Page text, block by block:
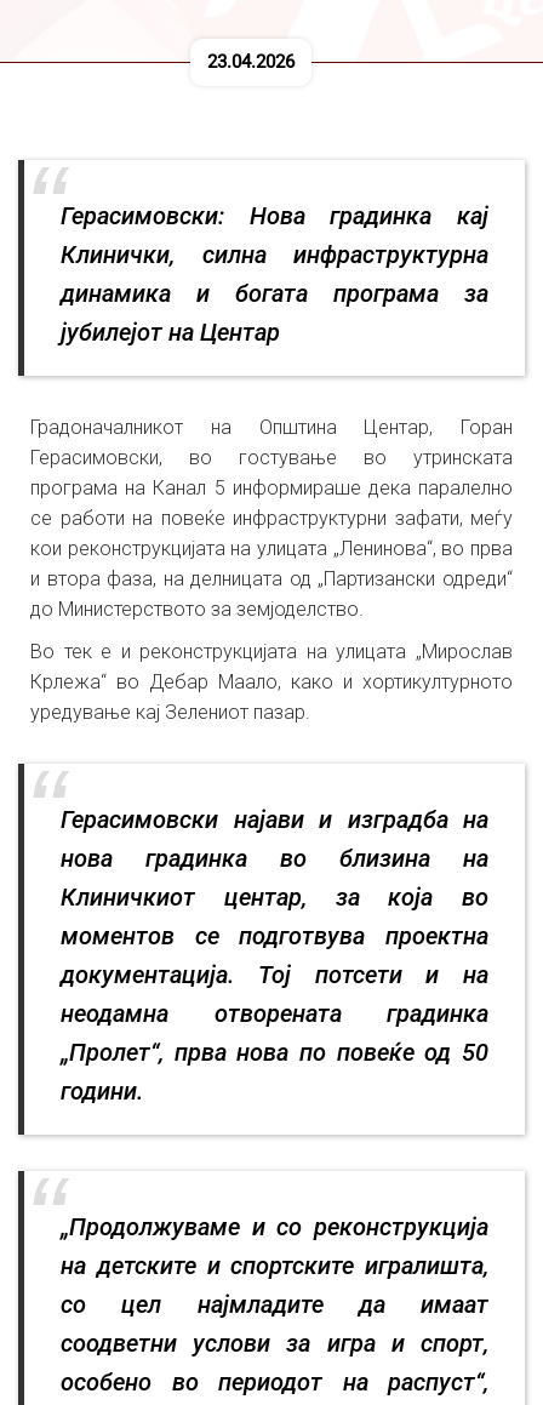
23.04.2026
Герасимовски: Нова градинка кај
Клинички, силна инфраструктурна
динамика и богата програма за
јубилејот на Центар
Градоначалникот на Општина Центар, Горан
Герасимовски, во гостување во утринската
програма на Канал 5 информираше дека паралелно
се работи на повеќе инфраструктурни зафати, меѓу
кои реконструкцијата на улицата „Ленинова“, во прва
и втора фаза, на делницата од „Партизански одреди“
до Министерството за земјоделство.
Во тек е и реконструкцијата на улицата „Мирослав
Крлежа“ во Дебар Маало, како и хортикултурното
уредување кај Зелениот пазар.
Герасимовски најави и изградба на
нова градинка во близина на
Клиничкиот центар, за која во
моментов се подготвува проектна
документација. Тој потсети и на
неодамна отворената градинка
„Пролет“, прва нова по повеќе од 50
години.
„Продолжуваме и со реконструкција
на детските и спортските игралишта,
со цел најмладите да имаат
соодветни услови за игра и спорт,
особено во периодот на распуст“,